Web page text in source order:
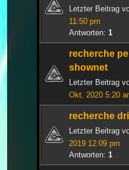
Letzter Beitrag
11:50 pm
Antworten: 1
recherche
shownet
Letzter Beitrag
Okt, 2020 5:20
recherche
Letzter Beitrag
2019 12:09 pm
Antworten: 1